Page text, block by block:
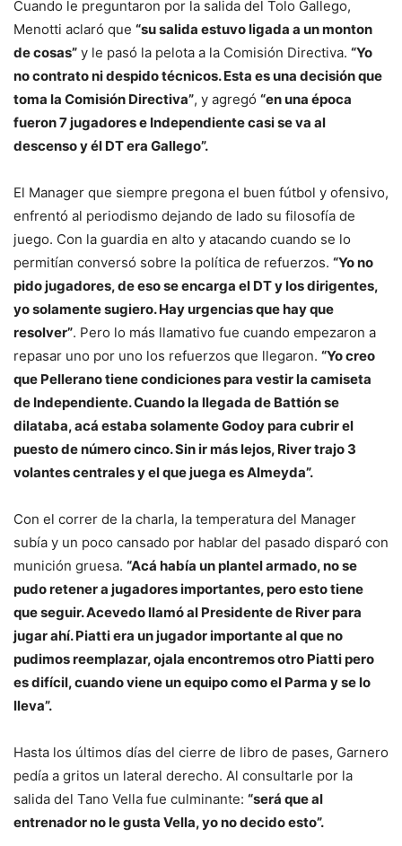
Cuando le preguntaron por la salida del Tolo Gallego,
Menotti aclaró que “su salida estuvo ligada a un monton
de cosas” y le pasó la pelota a la Comisión Directiva. “Yo
no contrato ni despido técnicos. Esta es una decisión que
toma la Comisión Directiva”, y agregó “en una época
fueron 7 jugadores e Independiente casi se va al
descenso y él DT era Gallego”.
El Manager que siempre pregona el buen fútbol y ofensivo,
enfrentó al periodismo dejando de lado su filosofía de
juego. Con la guardia en alto y atacando cuando se lo
permitían conversó sobre la política de refuerzos. “Yo no
pido jugadores, de eso se encarga el DT y los dirigentes,
yo solamente sugiero. Hay urgencias que hay que
resolver”. Pero lo más llamativo fue cuando empezaron a
repasar uno por uno los refuerzos que llegaron. “Yo creo
que Pellerano tiene condiciones para vestir la camiseta
de Independiente. Cuando la llegada de Battión se
dilataba, acá estaba solamente Godoy para cubrir el
puesto de número cinco. Sin ir más lejos, River trajo 3
volantes centrales y el que juega es Almeyda”.
Con el correr de la charla, la temperatura del Manager
subía y un poco cansado por hablar del pasado disparó con
munición gruesa. “Acá había un plantel armado, no se
pudo retener a jugadores importantes, pero esto tiene
que seguir. Acevedo llamó al Presidente de River para
jugar ahí. Piatti era un jugador importante al que no
pudimos reemplazar, ojala encontremos otro Piatti pero
es difícil, cuando viene un equipo como el Parma y se lo
lleva”.
Hasta los últimos días del cierre de libro de pases, Garnero
pedía a gritos un lateral derecho. Al consultarle por la
salida del Tano Vella fue culminante: “será que al
entrenador no le gusta Vella, yo no decido esto”.